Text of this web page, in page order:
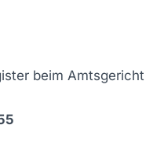
beim Amtsgericht